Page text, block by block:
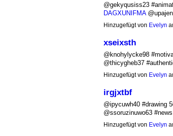
@gekyqusiss23
DAGXUNIFMA
Hinzugefügt von Evelyn
xseixsth
@knohylycke98
@thicygheb37
Hinzugefügt von Evelyn
irgjxtbf
@ipycuwh40 #drawing
@ssoruzinuwo63
Hinzugefügt von Evelyn